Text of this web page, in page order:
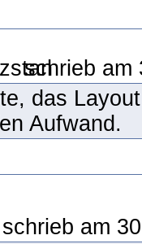
schrieb am
das
Aufwand.
schrieb am